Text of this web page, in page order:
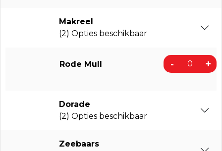
Makreel
(2) Opties beschikbaar
Rode Mull - +
Dorade
(2) Opties beschikbaar
Zeebaars